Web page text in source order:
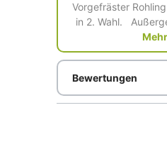
Vorgefräster
in 2. Wahl.
Mehr
Bewertungen